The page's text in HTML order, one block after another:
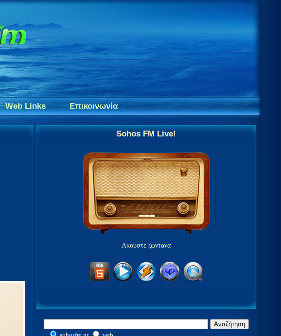
Web Links Επικοινωνία
Sohos FM Live!
Ακούστε ζωντανά